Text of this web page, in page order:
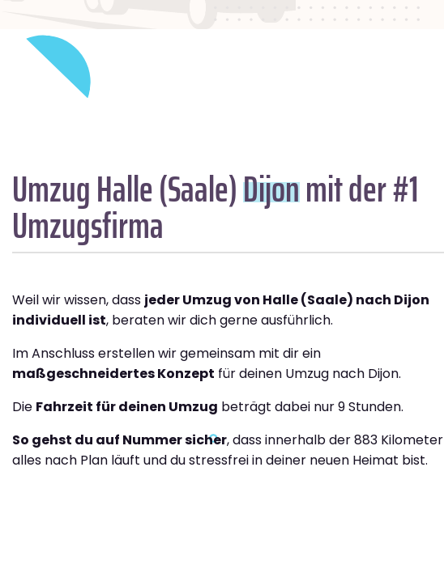
Umzug Halle (Saale)Dijonmit der #1
Umzugsfirma
Weil wir wissen, dass jeder Umzug von Halle (Saale) nach Dijon
individuell ist, beraten wir dich gerne ausführlich.
Im Anschluss erstellen wir gemeinsam mit dir ein
maßgeschneidertes Konzept für deinen Umzug nach Dijon.
Die Fahrzeit für deinen Umzug beträgt dabei nur 9 Stunden.
So gehst du auf Nummer sicher, dass innerhalb der 883 Kilometer
alles nach Plan läuft und du stressfrei in deiner neuen Heimat bist.